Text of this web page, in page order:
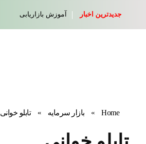
جدیدترین اخبار آموزش بازاریابی
Home
» بازار سرمایه » تابلو خوانی